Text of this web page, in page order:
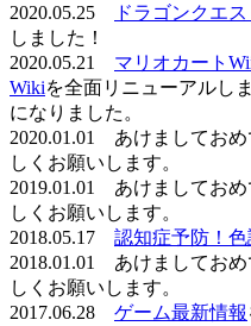
2020.05.25
ドラゴンクエ
しました！
2020.05.21 マリオカート
Wikiを全面リニューアルし
になりました。
2020.01.01 あけましてお
しくお願いします。
2019.01.01 あけましてお
しくお願いします。
2018.05.17 認知症予防！
2018.01.01 あけましてお
しくお願いします。
2017.06.28 ゲーム最新情報